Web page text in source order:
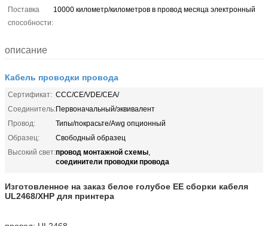
Поставка
способности:
10000 километр/километров в провод месяца электронный
описание
Кабель проводки провода
Сертификат: CCC/CE/VDE/CEA/
Соединитель:Первоначальный/эквивалент
Провод:
Типы/покрасьте/Awg опционный
Образец:
Свободный образец
Высокий свет:провод монтажной схемы,
соединители проводки провода
Изготовленное на заказ белое голубое ЕЕ сборки кабеля
UL2468/XHP для принтера